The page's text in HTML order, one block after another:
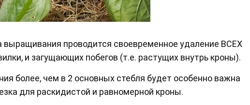
выращивания проводится своевременное удаление ВСЕХ
и загущающих побегов (т.е. растущих внутрь кроны).
более, чем в 2 основных стебля будет особенно важна
для раскидистой и равномерной кроны.